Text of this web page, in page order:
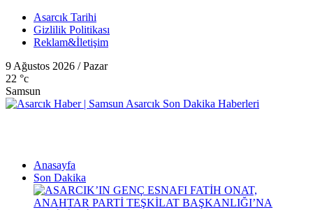
Asarcık Tarihi
Gizlilik Politikası
Reklam&İletişim
9 Ağustos 2026 / Pazar
22 °c
Samsun
Anasayfa
Son Dakika